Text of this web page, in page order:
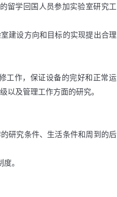
留学回国人员参加实验室研究工
建设方向和目标的实现提出合理
工作，保证设备的完好和正常运
以及管理工作方面的研究。
研究条件、生活条件和周到的后
。